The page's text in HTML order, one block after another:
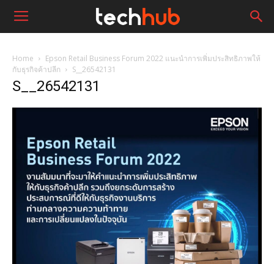
Home
Epson Retail Business Forum 2022 แนะนําการเพิ่มประสิทธิภาพให้
กับธุรกิจค้าปลีก
S__26542131
S__26542131